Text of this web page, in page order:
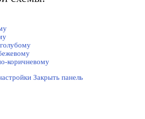
коричневому
Закрыть панель